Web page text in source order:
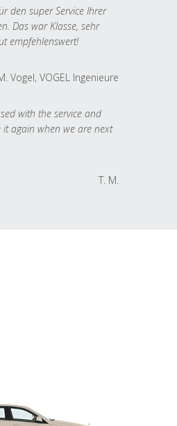
den super Service Ihrer
Das war Klasse, sehr
empfehlenswert!
Vogel, VOGEL Ingenieure
with the service and
again when we are next
T. M.